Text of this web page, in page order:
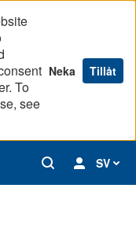
To
see
Neka Tillåt
SV